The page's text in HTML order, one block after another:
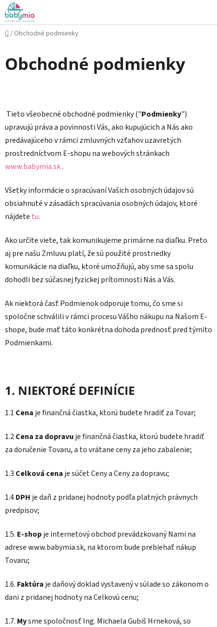
Prejsť
na
obsah
Domov
/ Obchodné podmienky
Obchodné podmienky
Tieto všeobecné obchodné podmienky ("Podmienky")
upravujú práva a povinnosti Vás, ako kupujúcich a Nás ako
predávajúceho v rámci zmluvných vzťahov uzavretých
prostredníctvom E-shopu na webových stránkach
www.babymia.sk.
Všetky informácie o spracúvaní Vašich osobných údajov sú
obsiahnuté v zásadách spracúvania osobných údajov, ktoré
nájdete tu.
Ako určite viete, tak komunikujeme primárne na diaľku. Preto
aj pre našu Zmluvu platí, že sú použité prostriedky
komunikácie na diaľku, ktoré umožňujú, aby sme sa spolu
dohodli bez súčasnej fyzickej prítomnosti Nás a Vás.
Ak niektorá časť Podmienok odporuje tomu, čo sme si
spoločne schválili v rámci procesu Vášho nákupu na Našom E-
shope, bude mať táto konkrétna dohoda prednosť pred týmito
Podmienkami.
1. NIEKTORÉ DEFINÍCIE
1.1 Cena je finančná čiastka, ktorú budete hradiť za Tovar;
1.2Cena za dopravu je finančná čiastka, ktorú budete hradiť
za doručenie Tovaru, a to vrátane ceny za jeho zabalenie;
1.3 Celková cena je súčet Ceny a Ceny za dopravu;
1.4DPH je daň z pridanej hodnoty podľa platných právnych
predpisov;
1.5. E-shopje internetový obchod prevádzkovaný Nami na
adrese www.babymia.sk, na ktorom bude prebiehať nákup
Tovaru;
1.6. Faktúra je daňový doklad vystavený v súlade so zákonom o
dani z pridanej hodnoty na Celkovú cenu;
1.7. Mysme spoločnosť Ing. Michaela Gubiš Hrneková, so